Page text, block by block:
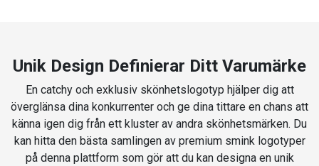
Unik Design Definierar Ditt Varumärke
En catchy och exklusiv skönhetslogotyp hjälper dig att
överglänsa dina konkurrenter och ge dina tittare en chans att
känna igen dig från ett kluster av andra skönhetsmärken. Du
kan hitta den bästa samlingen av premium smink logotyper
på denna plattform som gör att du kan designa en unik